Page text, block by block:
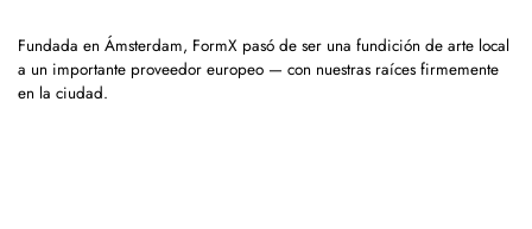
Fundada en Ámsterdam, FormX pasó de ser una fundición de arte local
a un importante proveedor europeo — con nuestras raíces firmemente
en la ciudad.